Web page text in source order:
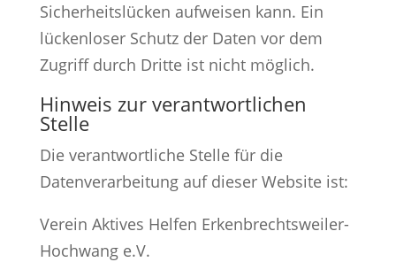
Sicherheitslücken aufweisen kann. Ein
lückenloser Schutz der Daten vor dem
Zugriff durch Dritte ist nicht möglich.
Hinweis zur verantwortlichen
Stelle
Die verantwortliche Stelle für die
Datenverarbeitung auf dieser Website ist:
Verein Aktives Helfen Erkenbrechtsweiler-
Hochwang e.V.